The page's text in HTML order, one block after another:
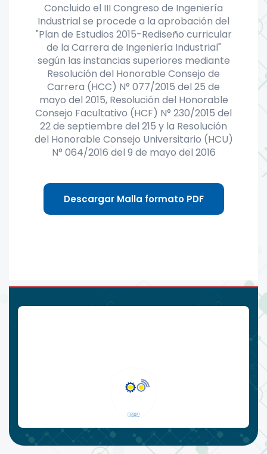
Concluido el III Congreso de Ingeniería
Industrial se procede a la aprobación del
"Plan de Estudios 2015-Rediseño curricular
de la Carrera de Ingeniería Industrial"
según las instancias superiores mediante
Resolución del Honorable Consejo de
Carrera (HCC) N° 077/2015 del 25 de
mayo del 2015, Resolución del Honorable
Consejo Facultativo (HCF) N° 230/2015 del
22 de septiembre del 215 y la Resolución
del Honorable Consejo Universitario (HCU)
N° 064/2016 del 9 de mayo del 2016
Descargar Malla formato PDF